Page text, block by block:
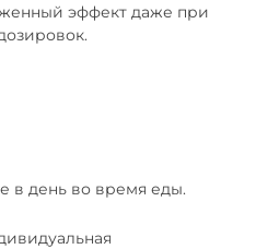
эффект даже при
в день во время еды.